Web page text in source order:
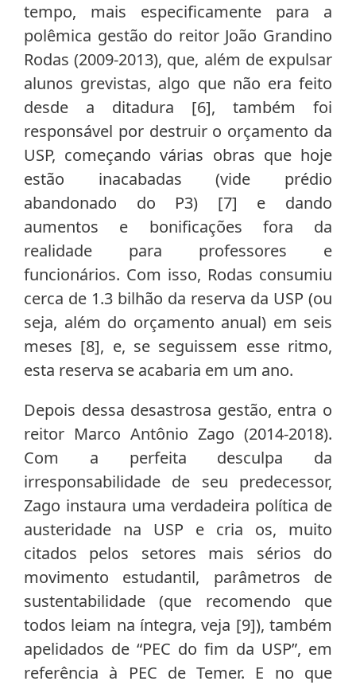
tempo, mais especificamente para a
polêmica gestão do reitor João Grandino
Rodas (2009-2013), que, além de expulsar
alunos grevistas, algo que não era feito
desde a ditadura [6], também foi
responsável por destruir o orçamento da
USP, começando várias obras que hoje
estão inacabadas (vide prédio
abandonado do P3) [7] e dando
aumentos e bonificações fora da
realidade para professores e
funcionários. Com isso, Rodas consumiu
cerca de 1.3 bilhão da reserva da USP (ou
seja, além do orçamento anual) em seis
meses [8], e, se seguissem esse ritmo,
esta reserva se acabaria em um ano.
Depois dessa desastrosa gestão, entra o
reitor Marco Antônio Zago (2014-2018).
Com a perfeita desculpa da
irresponsabilidade de seu predecessor,
Zago instaura uma verdadeira política de
austeridade na USP e cria os, muito
citados pelos setores mais sérios do
movimento estudantil, parâmetros de
sustentabilidade (que recomendo que
todos leiam na íntegra, veja [9]), também
apelidados de “PEC do fim da USP”, em
referência à PEC de Temer. E no que